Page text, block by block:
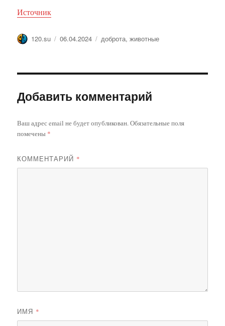
Источник
Автор
120.su Опубликовано
06.04.2024 Метки
доброта,животные
Добавить комментарий
Ваш адрес email не будет опубликован.Обязательные поля
помечены *
КОММЕНТАРИЙ *
ИМЯ *